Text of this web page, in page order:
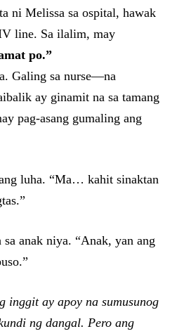
ni Melissa sa ospital, hawak
line. Sa ilalim, may
po.”
Galing sa nurse—na
ay ginamit na sa tamang
pag-asang gumaling ang
luha. “Ma… kahit sinaktan
anak niya. “Anak, yan ang
inggit ay apoy na sumusunog
ng dangal. Pero ang